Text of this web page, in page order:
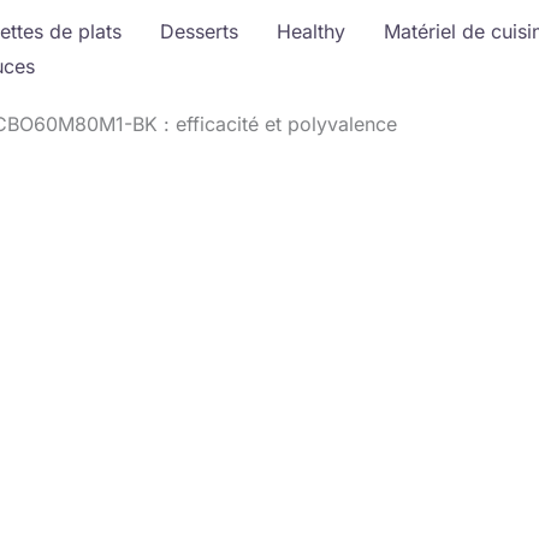
de plats Desserts Healthy Matériel de
BK : efficacité et polyvalence